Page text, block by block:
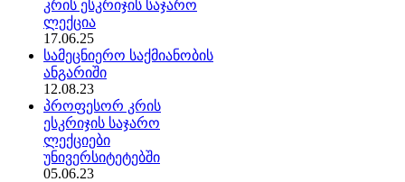
კრის ესკრიჯის საჯარო
ლექცია
17.06.25
სამეცნიერო საქმიანობის
ანგარიში
12.08.23
პროფესორ კრის
ესკრიჯის საჯარო
ლექციები
უნივერსიტეტებში
05.06.23